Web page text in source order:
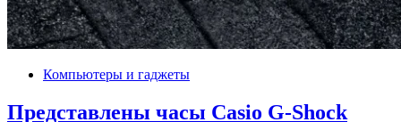
Компьютеры и гаджеты
Представлены часы Casio G-Shock